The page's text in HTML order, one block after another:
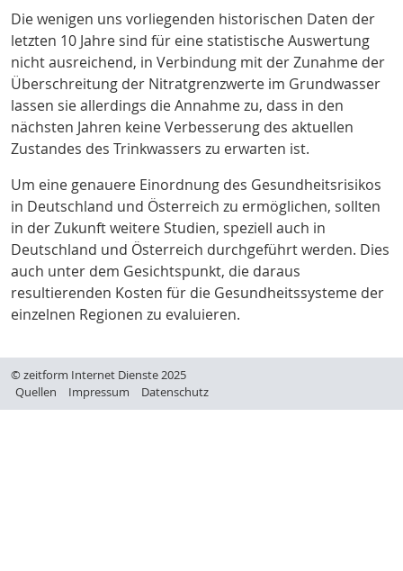
Die wenigen uns vorliegenden historischen Daten der
letzten 10 Jahre sind für eine statistische Auswertung
nicht ausreichend, in Verbindung mit der Zunahme der
Überschreitung der Nitratgrenzwerte im Grundwasser
lassen sie allerdings die Annahme zu, dass in den
nächsten Jahren keine Verbesserung des aktuellen
Zustandes des Trinkwassers zu erwarten ist.
Um eine genauere Einordnung des Gesundheitsrisikos
in Deutschland und Österreich zu ermöglichen, sollten
in der Zukunft weitere Studien, speziell auch in
Deutschland und Österreich durchgeführt werden. Dies
auch unter dem Gesichtspunkt, die daraus
resultierenden Kosten für die Gesundheitssysteme der
einzelnen Regionen zu evaluieren.
© zeitform Internet Dienste 2025
Quellen
Impressum Datenschutz